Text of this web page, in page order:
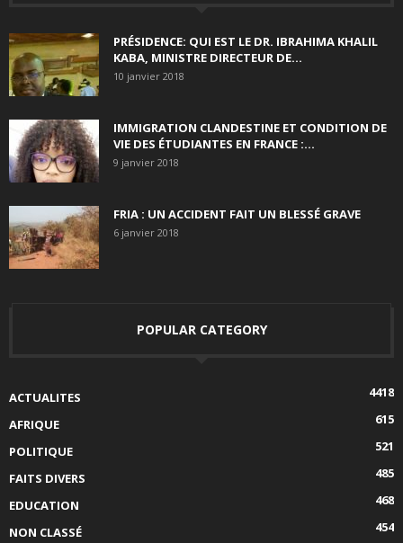
PRÉSIDENCE: QUI EST LE DR. IBRAHIMA KHALIL
KABA, MINISTRE DIRECTEUR DE...
10 janvier 2018
IMMIGRATION CLANDESTINE ET CONDITION DE
VIE DES ÉTUDIANTES EN FRANCE :...
9 janvier 2018
FRIA : UN ACCIDENT FAIT UN BLESSÉ GRAVE
6 janvier 2018
POPULAR CATEGORY
ACTUALITES
4418
AFRIQUE
615
POLITIQUE
521
FAITS DIVERS
485
EDUCATION
468
NON CLASSÉ
454